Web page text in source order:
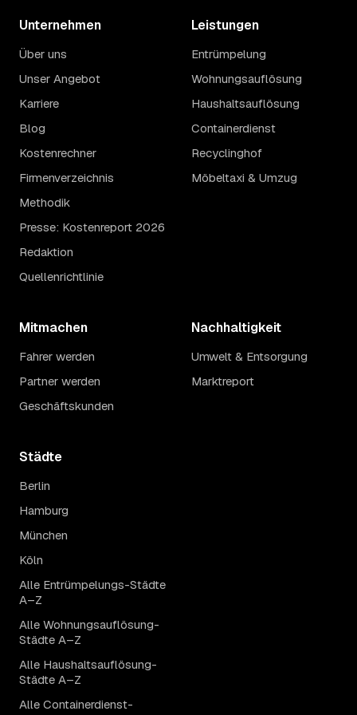
Unternehmen
Über uns
Unser Angebot
Karriere
Blog
Kostenrechner
Firmenverzeichnis
Methodik
Presse: Kostenreport 2026
Redaktion
Quellenrichtlinie
Leistungen
Entrümpelung
Wohnungsauflösung
Haushaltsauflösung
Containerdienst
Recyclinghof
Möbeltaxi & Umzug
Mitmachen
Fahrer werden
Partner werden
Geschäftskunden
Nachhaltigkeit
Umwelt & Entsorgung
Marktreport
Städte
Berlin
Hamburg
München
Köln
Alle Entrümpelungs-Städte
A–Z
Alle Wohnungsauflösung-
Städte A–Z
Alle Haushaltsauflösung-
Städte A–Z
Alle Containerdienst-